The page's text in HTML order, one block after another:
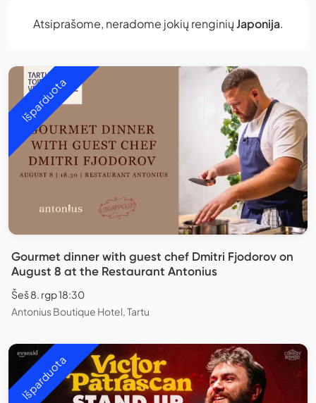
Atsiprašome, neradome jokių renginiųJaponija.
Išparduota
Gourmet dinner with guest chef Dmitri Fjodorov on
August 8 at the Restaurant Antonius
Šeš 8. rgp 18:30
Antonius Boutique Hotel, Tartu
Išparduota